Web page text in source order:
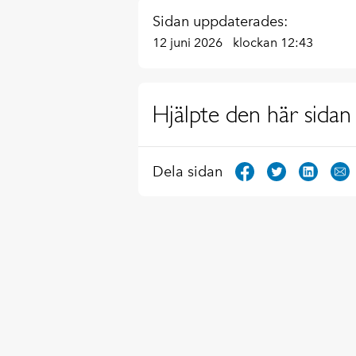
Sidan uppdaterades:
12 juni 2026 klockan 12:43
Hjälpte den här sidan
Dela sidan